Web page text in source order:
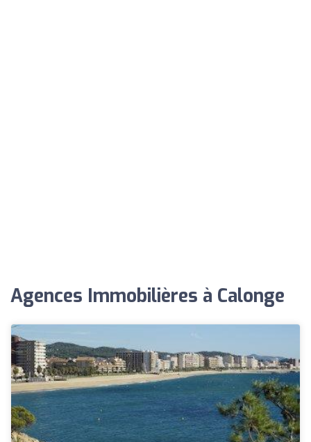
Agences Immobilières à Calonge